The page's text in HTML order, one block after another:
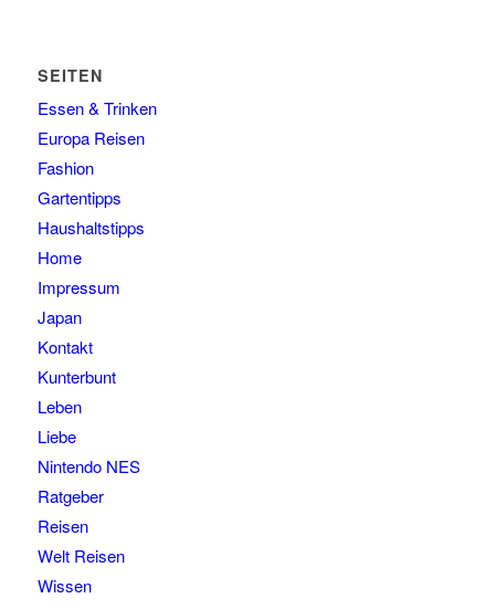
SEITEN
Essen & Trinken
Europa Reisen
Fashion
Gartentipps
Haushaltstipps
Home
Impressum
Japan
Kontakt
Kunterbunt
Leben
Liebe
Nintendo NES
Ratgeber
Reisen
Welt Reisen
Wissen